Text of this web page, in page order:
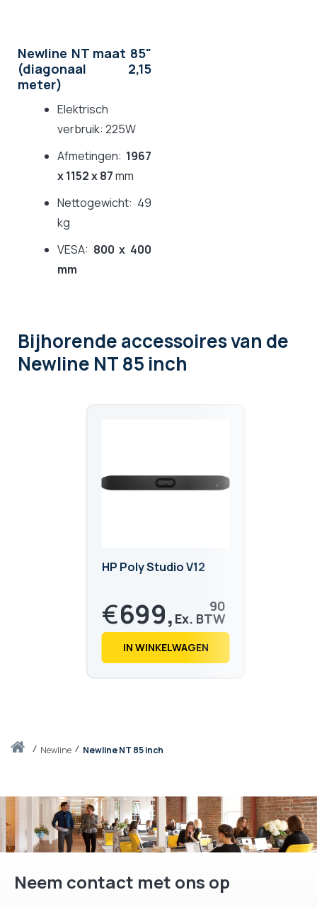
Thuisnewline Newline NT 85 inch
Newline NT maat 85"
(diagonaal 2,15
meter)
Elektrisch
verbruik: 225W
Afmetingen: 1967
x 1152 x 87mm
Nettogewicht: 49
kg
VESA: 800 x 400
mm
Bijhorende accessoiresvan de
Newline NT 85 inch
HP Poly Studio V12
€699, 90
€ 846,
IN WINKELWAGEN
Neem contact met ons op